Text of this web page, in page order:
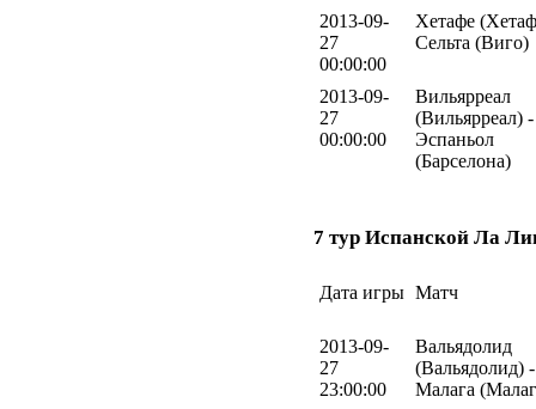
2013-09-
27
00:00:00
Хетафе
Сельта (Виго)
2013-09-
27
00:00:00
Вильярреал
(Вильярреал) -
Эспаньол
(Барселона)
7 тур Испанской Ла
Дата игры Матч
2013-09-
27
23:00:00
Вальядолид
(Вальядолид) -
Малага